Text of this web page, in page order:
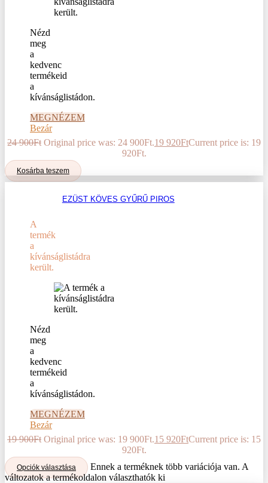
Nézd
meg
a
kedvenc
termékeid
a
kívánságlistádon.
MEGNÉZEM
Bezár
24 900Ft Original price was: 24 900Ft.19 920FtCurrent price is: 19
920Ft.
Kosárba teszem
EZÜST KÖVES GYŰRŰ PIROS
A
termék
a
kívánságlistádra
került.
Nézd
meg
a
kedvenc
termékeid
a
kívánságlistádon.
MEGNÉZEM
Bezár
19 900Ft Original price was: 19 900Ft.15 920FtCurrent price is: 15
920Ft.
Opciók választása
Ennek a terméknek több variációja van. A
változatok a termékoldalon választhatók ki